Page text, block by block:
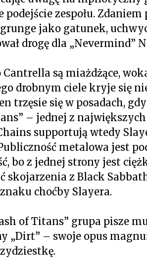
zespołu.
jako gatunek,
drogę dla „Nevermind”
Cantrella są miażdżące,
drobnym ciele kryje się
trzęsie się w posadach,
– jednej z
supportują wtedy
metalowa jest
bo z jednej strony jest
skojarzenia z Black
choćby Slayera.
of Titans” grupa pisze
„Dirt” – swoje opus